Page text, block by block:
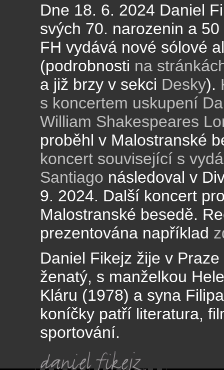
Dne 18. 6. 2024 Daniel
svých 70. narozenin a
FH vydává nové sólové
(podrobnosti na
a již brzy v sekci Desky).
s koncertem uskupení
William Shakespeares
proběhl v Malostranské
koncert související s
Santiago následoval v
9. 2024. Další koncert
Malostranské besedě.
prezentována například
Daniel Fikejz žije v
ženatý, s manželkou
Kláru (1978) a syna
koníčky patří literatura,
sportování.